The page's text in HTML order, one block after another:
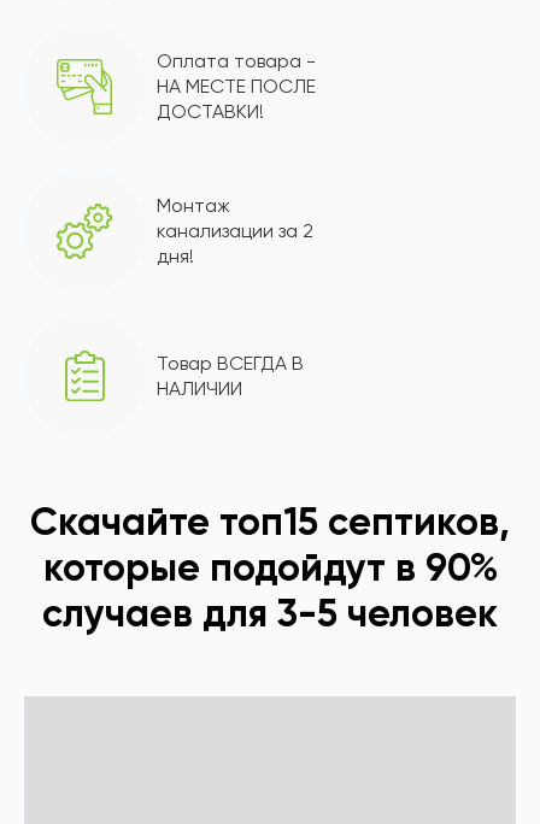
Оплата товара -
НА МЕСТЕ ПОСЛЕ
ДОСТАВКИ!
Монтаж
канализации за 2
дня!
Товар ВСЕГДА В
НАЛИЧИИ
Скачайте топ15 септиков,
которые подойдут в 90%
случаев для 3-5 человек